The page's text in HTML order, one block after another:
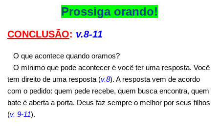
Prossiga orando!
CONCLUSÃO: v.8-11
O que acontece quando oramos?
O mínimo que pode acontecer é você ter uma resposta. Você
tem direito de uma resposta (v.8). A resposta vem de acordo
com o pedido: quem pede recebe, quem busca encontra, quem
bate é aberta a porta. Deus faz sempre o melhor por seus filhos
(v. 9-11).